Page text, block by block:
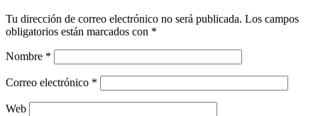
Tu dirección de correo electrónico no será publicada. Los campos
obligatorios están marcados con *
Nombre *
Correo electrónico *
Web